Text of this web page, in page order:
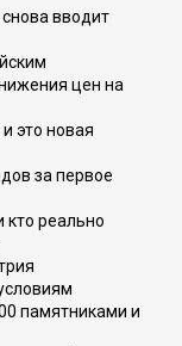
вводит
цен на
это новая
за первое
кто реально
памятниками и